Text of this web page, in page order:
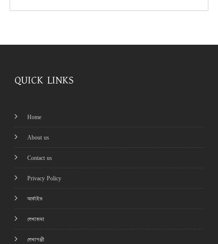
QUICK LINKS
Home
About us
Contact us
Privacy Policy
আর্কাইভ
লেখাজমা
লেখাপঞ্জী